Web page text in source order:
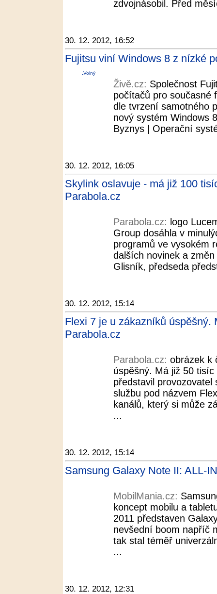
zdvojnásobil. Před
30. 12. 2012, 16:52
Fujitsu viní Windows 8 z nízké
Volný
Živě.cz: Společnost
počítačů pro současné
dle tvrzení samotného
nový systém Windows
Byznys | Operační
30. 12. 2012, 16:05
Skylink oslavuje - má již 100
Parabola.cz
Parabola.cz: logo
Group dosáhla v
programů ve vysokém
dalších novinek a
Glisník, předseda
30. 12. 2012, 15:14
Flexi 7 je u zákazníků úspěšný.
Parabola.cz
Parabola.cz: obrázek k
úspěšný. Má již 50
představil
službu pod názvem
kanálů, který si může
...
30. 12. 2012, 15:14
Samsung Galaxy Note II: ALL-
MobilMania.cz:
koncept mobilu a
2011 představen
nevšední boom napříč
tak stal téměř
...
30. 12. 2012, 12:31